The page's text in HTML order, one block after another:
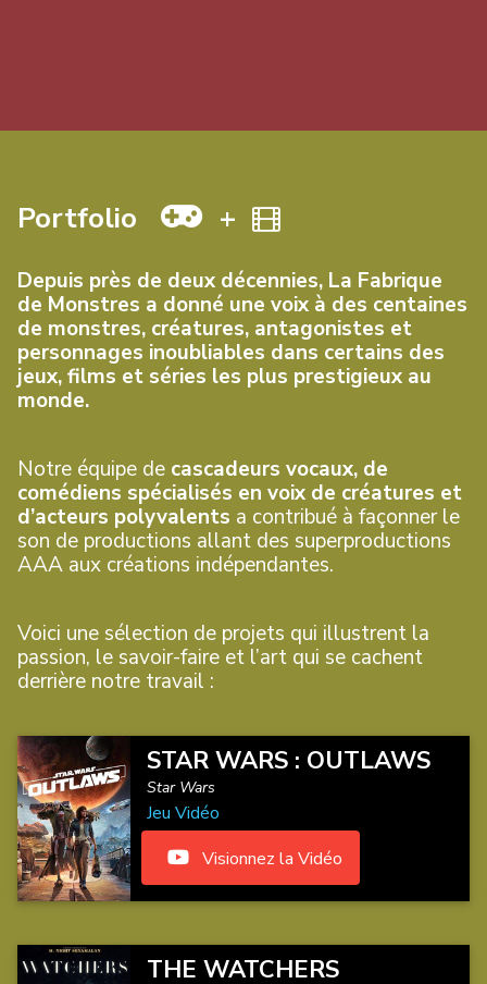
Portfolio +
Depuis près de deux décennies, La Fabrique
de Monstres a donné une voix à des centaines
de monstres, créatures, antagonistes et
personnages inoubliables dans certains des
jeux, films et séries les plus prestigieux au
monde.
Notre équipe de cascadeurs vocaux, de
comédiens spécialisés en voix de créatures et
d’acteurs polyvalents a contribué à façonner le
son de productions allant des superproductions
AAA aux créations indépendantes.
Voici une sélection de projets qui illustrent la
passion, le savoir-faire et l’art qui se cachent
derrière notre travail :
STAR WARS : OUTLAWS
Star Wars
Jeu Vidéo
Visionnez la Vidéo
THE WATCHERS